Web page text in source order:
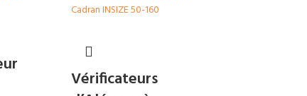
Vérificateurs